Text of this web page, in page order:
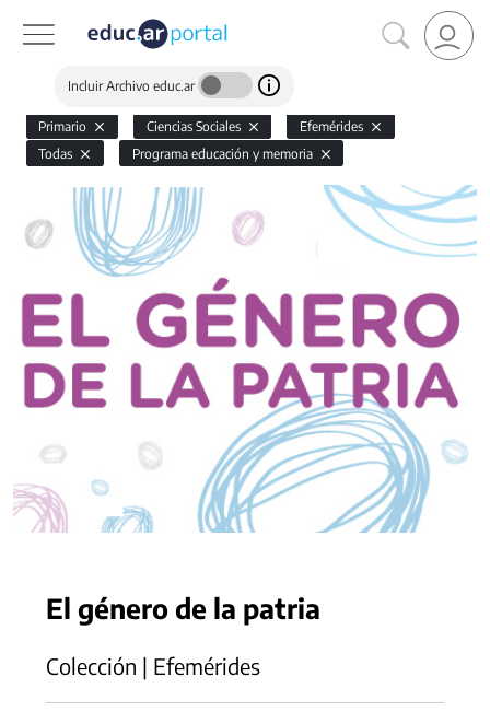
Incluir Archivo educ.ar
Primario Ciencias Sociales
Efemérides
Todas
Programa educación y memoria
El género de la patria
Colección | Efemérides